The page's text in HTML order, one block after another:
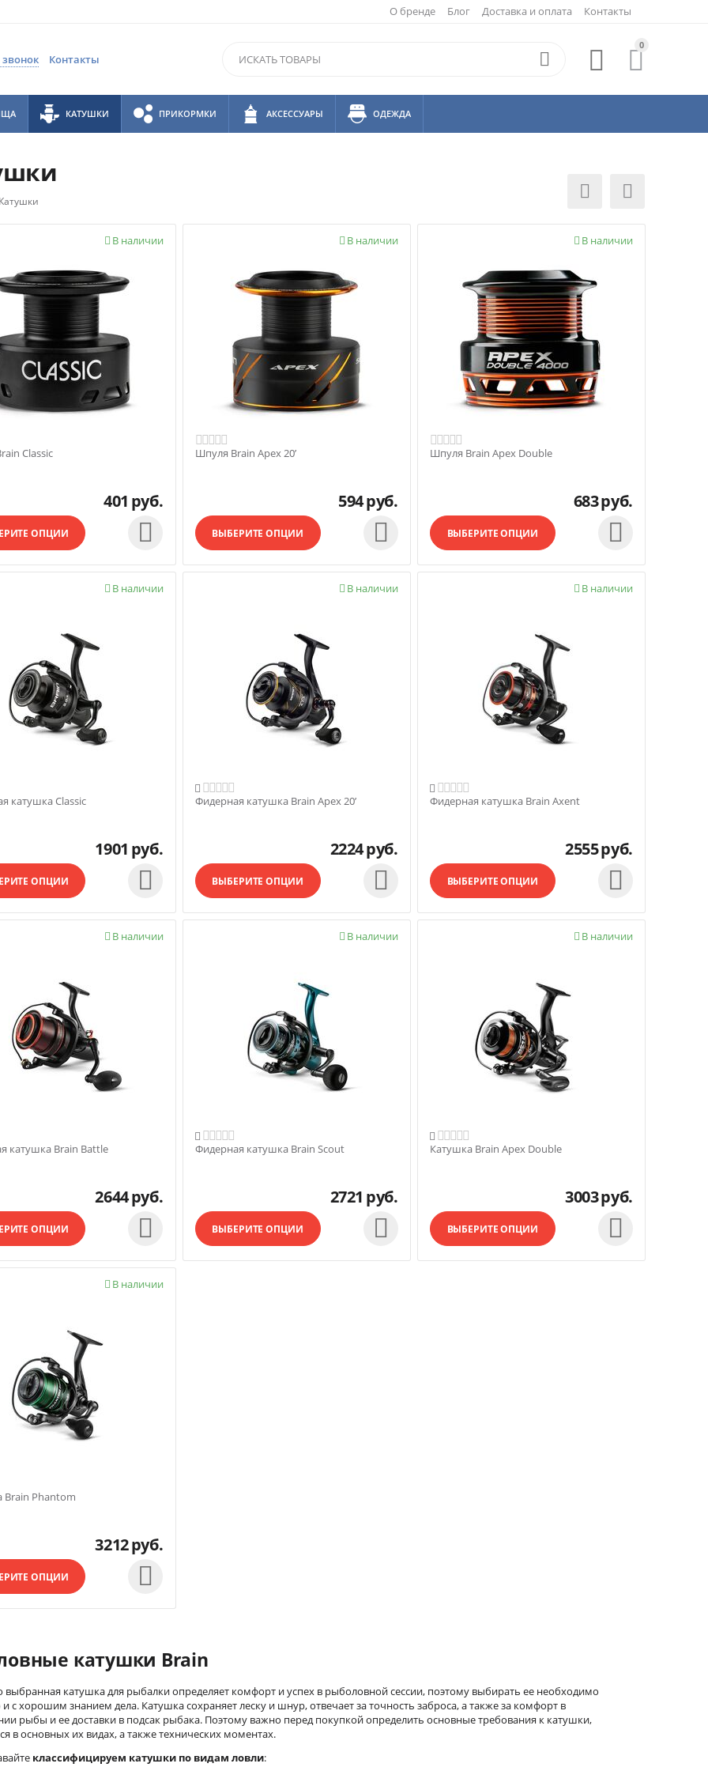
О бренде Блог Доставка и оплата Контакты
Контакты
0



КАТУШКИ ПРИКОРМКИ АКСЕССУАРЫ ОДЕЖДА
Катушки  
В наличии

Classic
401 руб.
ОПЦИИ 
В наличии

Шпуля Brain Apex 20’
594руб.
ВЫБЕРИТЕ ОПЦИИ 
В наличии

Шпуля Brain Apex Double
683руб.
ВЫБЕРИТЕ ОПЦИИ 
В наличии

катушка Classic
1901 руб.
ОПЦИИ 
В наличии


Фидерная катушка Brain Apex 20’
2224руб.
ВЫБЕРИТЕ ОПЦИИ 
В наличии


Фидерная катушка Brain Axent
2555руб.
ВЫБЕРИТЕ ОПЦИИ 
В наличии

катушка Brain Battle
2644руб.
ОПЦИИ 
В наличии


Фидерная катушка Brain Scout
2721 руб.
ВЫБЕРИТЕ ОПЦИИ 
В наличии


Катушка Brain Apex Double
3003руб.
ВЫБЕРИТЕ ОПЦИИ 
В наличии

Brain Phantom
3212руб.
ОПЦИИ 
катушки Brain
выбранная катушка для рыбалки определяет комфорт и успех в рыболовной сессии, поэтому выбирать ее необходимо
с хорошим знанием дела. Катушка сохраняет леску и шнур, отвечает за точность заброса, а также за комфорт в
рыбы и ее доставки в подсак рыбака. Поэтому важно перед покупкой определить основные требования к катушки,
в основных их видах, а также технических моментах.
классифицируем катушки по видам ловли: